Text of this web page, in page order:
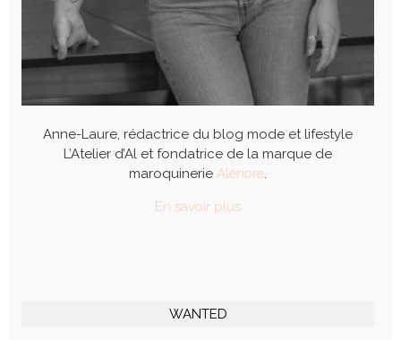
Anne-Laure, rédactrice du blog mode et lifestyle
L’Atelier d’Al et fondatrice de la marque de
maroquinerie Alénore.
En savoir plus
WANTED